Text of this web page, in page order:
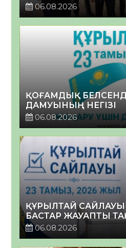
06.08.2026
ҚОҒАМДЫҚ
ДАМУЫНЫҢ НЕГІЗІ
06.08.2026
ҚҰРЫЛТАЙ
БАСТАР ЖАУАПТЫ
06.08.2026